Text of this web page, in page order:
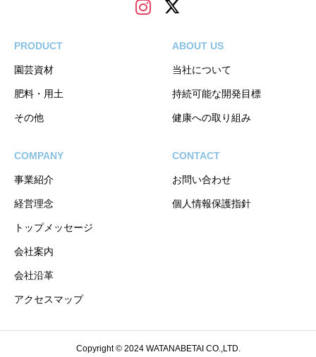
PRODUCT
園芸資材
肥料・用土
その他
ABOUT US
当社について
持続可能な開発目標
健康への取り組み
COMPANY
事業紹介
経営理念
トップメッセージ
会社案内
会社沿革
アクセスマップ
CONTACT
お問い合わせ
個人情報保護指針
Copyright © 2024 WATANABETAI CO.,LTD.